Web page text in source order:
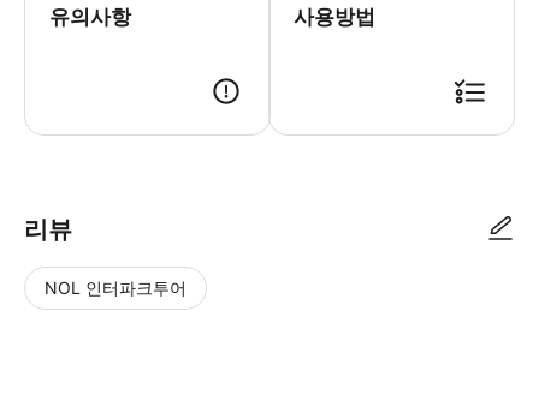
유의사항 사용방법
리뷰
NOL 인터파크투어